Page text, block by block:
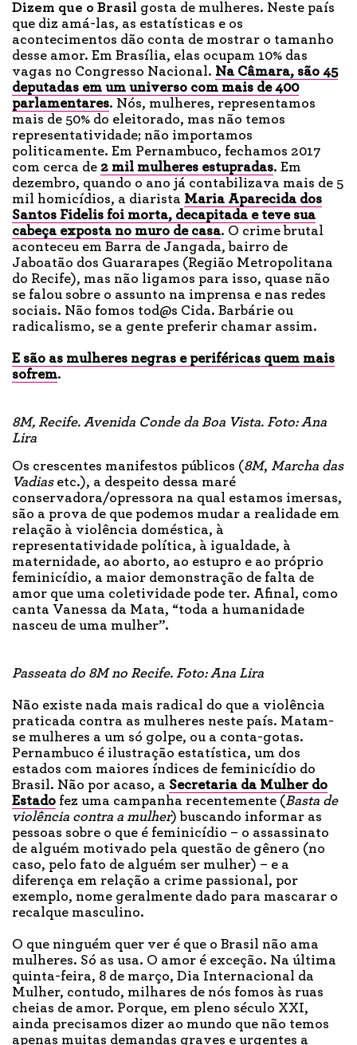
Dizem que o Brasil gosta de mulheres. Neste país
que diz amá-las, as estatísticas e os
acontecimentos dão conta de mostrar o tamanho
desse amor. Em Brasília, elas ocupam 10% das
vagas no Congresso Nacional. Na Câmara, são 45
deputadas em um universo com mais de 400
parlamentares. Nós, mulheres, representamos
mais de 50% do eleitorado, mas não temos
representatividade; não importamos
politicamente. Em Pernambuco, fechamos 2017
com cerca de 2 mil mulheres estupradas. Em
dezembro, quando o ano já contabilizava mais de 5
mil homicídios, a diarista Maria Aparecida dos
Santos Fidelis foi morta, decapitada e teve sua
cabeça exposta no muro de casa. O crime brutal
aconteceu em Barra de Jangada, bairro de
Jaboatão dos Guararapes (Região Metropolitana
do Recife), mas não ligamos para isso, quase não
se falou sobre o assunto na imprensa e nas redes
sociais. Não fomos tod@s Cida. Barbárie ou
radicalismo, se a gente preferir chamar assim.
E são as mulheres negras e periféricas quem mais
sofrem.
8M, Recife. Avenida Conde da Boa Vista. Foto: Ana
Lira
Os crescentes manifestos públicos (8M, Marcha das
Vadiasetc.), a despeito dessa maré
conservadora/opressora na qual estamos imersas,
são a prova de que podemos mudar a realidade em
relação à violência doméstica, à
representatividade política, à igualdade, à
maternidade, ao aborto, ao estupro e ao próprio
feminicídio, a maior demonstração de falta de
amor que uma coletividade pode ter. Afinal, como
canta Vanessa da Mata, “toda a humanidade
nasceu de uma mulher”.
Passeata do 8M no Recife. Foto: Ana Lira
Não existe nada mais radical do que a violência
praticada contra as mulheres neste país. Matam-
se mulheres a um só golpe, ou a conta-gotas.
Pernambuco é ilustração estatística, um dos
estados com maiores índices de feminicídio do
Brasil. Não por acaso, a Secretaria da Mulher do
Estado fez uma campanha recentemente (Basta de
violência contra a mulher) buscando informar as
pessoas sobre o que é feminicídio – o assassinato
de alguém motivado pela questão de gênero (no
caso, pelo fato de alguém ser mulher) – e a
diferença em relação a crime passional, por
exemplo, nome geralmente dado para mascarar o
recalque masculino.
O que ninguém quer ver é que o Brasil não ama
mulheres. Só as usa. O amor é exceção. Na última
quinta-feira, 8 de março, Dia Internacional da
Mulher, contudo, milhares de nós fomos às ruas
cheias de amor. Porque, em pleno século XXI,
ainda precisamos dizer ao mundo que não temos
apenas muitas demandas graves e urgentes a